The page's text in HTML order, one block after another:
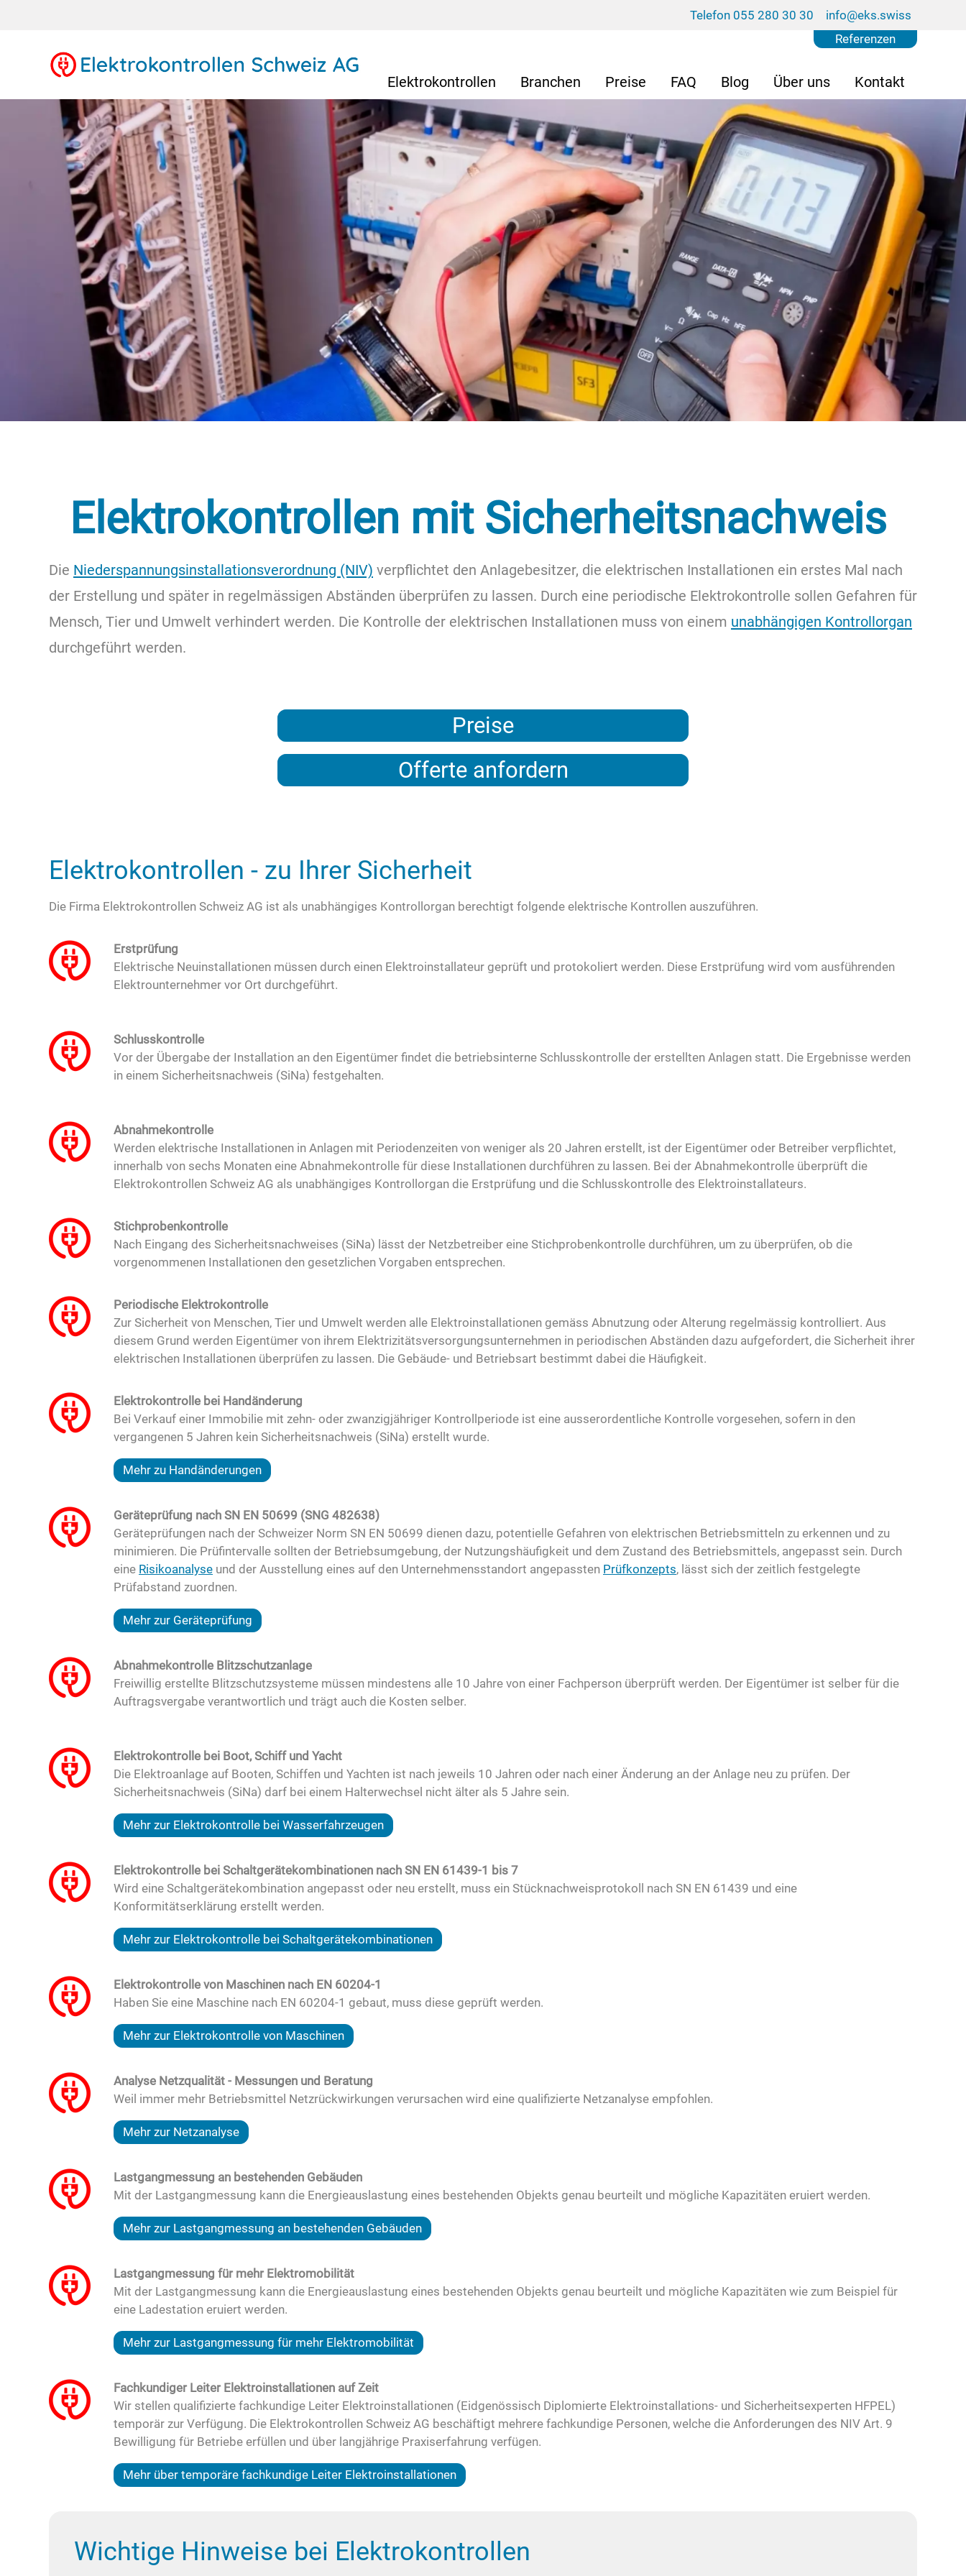
info@eks.swiss
Telefon 055 280 30 30
Elektrokontrollen Branchen Preise FAQ Blog Über uns Kontakt
Referenzen
Elektrokontrollen mit Sicherheitsnachweis
Die Niederspannungsinstallationsverordnung (NIV) verpflichtet den Anlagebesitzer, die elektrischen Installationen ein erstes Mal nach
der Erstellung und später in regelmässigen Abständen überprüfen zu lassen. Durch eine periodische Elektrokontrolle sollen Gefahren für
Mensch, Tier und Umwelt verhindert werden. Die Kontrolle der elektrischen Installationen muss von einem unabhängigen Kontrollorgan
durchgeführt werden.
Preise
Offerte anfordern
Elektrokontrollen - zu Ihrer Sicherheit
Die Firma Elektrokontrollen Schweiz AG ist als unabhängiges Kontrollorgan berechtigt folgende elektrische Kontrollen auszuführen.
Erstprüfung
Elektrische Neuinstallationen müssen durch einen Elektroinstallateur geprüft und protokoliert werden. Diese Erstprüfung wird vom ausführenden
Elektrounternehmer vor Ort durchgeführt.
Schlusskontrolle
Vor der Übergabe der Installation an den Eigentümer findet die betriebsinterne Schlusskontrolle der erstellten Anlagen statt. Die Ergebnisse werden
in einem Sicherheitsnachweis (SiNa) festgehalten.
Abnahmekontrolle
Werden elektrische Installationen in Anlagen mit Periodenzeiten von weniger als 20 Jahren erstellt, ist der Eigentümer oder Betreiber verpflichtet,
innerhalb von sechs Monaten eine Abnahmekontrolle für diese Installationen durchführen zu lassen. Bei der Abnahmekontrolle überprüft die
Elektrokontrollen Schweiz AG als unabhängiges Kontrollorgan die Erstprüfung und die Schlusskontrolle des Elektroinstallateurs.
Stichprobenkontrolle
Nach Eingang des Sicherheitsnachweises (SiNa) lässt der Netzbetreiber eine Stichprobenkontrolle durchführen, um zu überprüfen, ob die
vorgenommenen Installationen den gesetzlichen Vorgaben entsprechen.
Periodische Elektrokontrolle
Zur Sicherheit von Menschen, Tier und Umwelt werden alle Elektroinstallationen gemäss Abnutzung oder Alterung regelmässig kontrolliert. Aus
diesem Grund werden Eigentümer von ihrem Elektrizitätsversorgungsunternehmen in periodischen Abständen dazu aufgefordert, die Sicherheit ihrer
elektrischen Installationen überprüfen zu lassen. Die Gebäude- und Betriebsart bestimmt dabei die Häufigkeit.
Elektrokontrolle bei Handänderung
Bei Verkauf einer Immobilie mit zehn- oder zwanzigjähriger Kontrollperiode ist eine ausserordentliche Kontrolle vorgesehen, sofern in den
vergangenen 5 Jahren kein Sicherheitsnachweis (SiNa) erstellt wurde.
Mehr zu Handänderungen
Geräteprüfung nach SN EN 50699 (SNG 482638)
Geräteprüfungen nach der Schweizer Norm SN EN 50699 dienen dazu, potentielle Gefahren von elektrischen Betriebsmitteln zu erkennen und zu
minimieren. Die Prüfintervalle sollten der Betriebsumgebung, der Nutzungshäufigkeit und dem Zustand des Betriebsmittels, angepasst sein. Durch
eine Risikoanalyse und der Ausstellung eines auf den Unternehmensstandort angepassten Prüfkonzepts, lässt sich der zeitlich festgelegte
Prüfabstand zuordnen.
Mehr zur Geräteprüfung
Abnahmekontrolle Blitzschutzanlage
Freiwillig erstellte Blitzschutzsysteme müssen mindestens alle 10 Jahre von einer Fachperson überprüft werden. Der Eigentümer ist selber für die
Auftragsvergabe verantwortlich und trägt auch die Kosten selber.
Elektrokontrolle bei Boot, Schiff und Yacht
Die Elektroanlage auf Booten, Schiffen und Yachten ist nach jeweils 10 Jahren oder nach einer Änderung an der Anlage neu zu prüfen. Der
Sicherheitsnachweis (SiNa) darf bei einem Halterwechsel nicht älter als 5 Jahre sein.
Mehr zur Elektrokontrolle bei Wasserfahrzeugen
Elektrokontrolle bei Schaltgerätekombinationen nach SN EN 61439-1 bis 7
Wird eine Schaltgerätekombination angepasst oder neu erstellt, muss ein Stücknachweisprotokoll nach SN EN 61439 und eine
Konformitätserklärung erstellt werden.
Mehr zur Elektrokontrolle bei Schaltgerätekombinationen
Elektrokontrolle von Maschinen nach EN 60204-1
Haben Sie eine Maschine nach EN 60204-1 gebaut, muss diese geprüft werden.
Mehr zur Elektrokontrolle von Maschinen
Analyse Netzqualität - Messungen und Beratung
Weil immer mehr Betriebsmittel Netzrückwirkungen verursachen wird eine qualifizierte Netzanalyse empfohlen.
Mehr zur Netzanalyse
Lastgangmessung an bestehenden Gebäuden
Mit der Lastgangmessung kann die Energieauslastung eines bestehenden Objekts genau beurteilt und mögliche Kapazitäten eruiert werden.
Mehr zur Lastgangmessung an bestehenden Gebäuden
Lastgangmessung für mehr Elektromobilität
Mit der Lastgangmessung kann die Energieauslastung eines bestehenden Objekts genau beurteilt und mögliche Kapazitäten wie zum Beispiel für
eine Ladestation eruiert werden.
Mehr zur Lastgangmessung für mehr Elektromobilität
Fachkundiger Leiter Elektroinstallationen auf Zeit
Wir stellen qualifizierte fachkundige Leiter Elektroinstallationen (Eidgenössisch Diplomierte Elektroinstallations- und Sicherheitsexperten HFPEL)
temporär zur Verfügung. Die Elektrokontrollen Schweiz AG beschäftigt mehrere fachkundige Personen, welche die Anforderungen des NIV Art. 9
Bewilligung für Betriebe erfüllen und über langjährige Praxiserfahrung verfügen.
Mehr über temporäre fachkundige Leiter Elektroinstallationen
Wichtige Hinweise bei Elektrokontrollen